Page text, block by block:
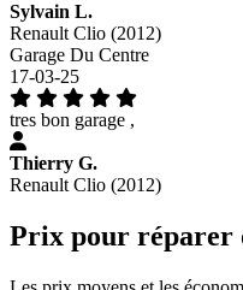
Sylvain L.
Renault Clio (2012)
Garage Du Centre
17-03-25
tres bon garage ,
Thierry G.
Renault Clio (2012)
Prix pour réparer